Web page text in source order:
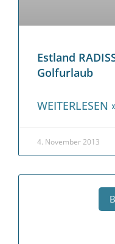
Estland
Golfurlaub
WEITERLESEN
4. November 2013